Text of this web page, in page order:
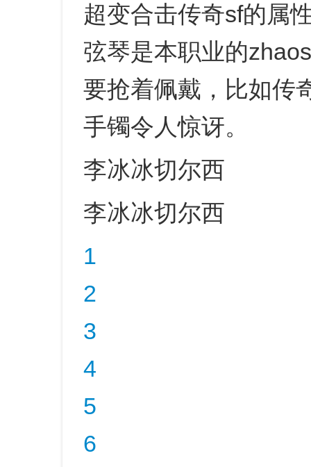
超变合击传奇sf的属
弦琴是本职业的
要抢着佩戴，比如传
手镯令人惊讶。
李冰冰切尔西
李冰冰切尔西
1
2
3
4
5
6